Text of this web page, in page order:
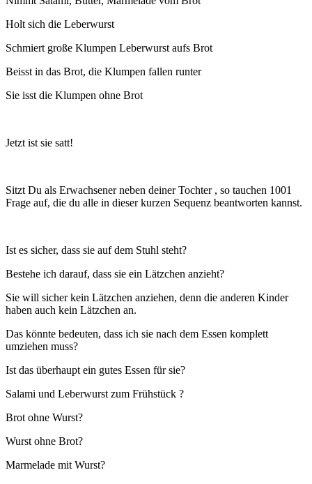
Holt sich die Leberwurst
Schmiert große Klumpen Leberwurst aufs Brot
Beisst in das Brot, die Klumpen fallen runter
Sie isst die Klumpen ohne Brot
Jetzt ist sie satt!
Sitzt Du als Erwachsener neben deiner Tochter , so tauchen 1001
Frage auf, die du alle in dieser kurzen Sequenz beantworten kannst.
Ist es sicher, dass sie auf dem Stuhl steht?
Bestehe ich darauf, dass sie ein Lätzchen anzieht?
Sie will sicher kein Lätzchen anziehen, denn die anderen Kinder
haben auch kein Lätzchen an.
Das könnte bedeuten, dass ich sie nach dem Essen komplett
umziehen muss?
Ist das überhaupt ein gutes Essen für sie?
Salami und Leberwurst zum Frühstück ?
Brot ohne Wurst?
Wurst ohne Brot?
Marmelade mit Wurst?